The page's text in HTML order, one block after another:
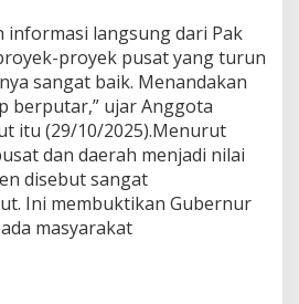
A
m
a
n
informasi langsung dari Pak
proyek pusat yang turun
sangat baik. Menandakan
berputar,” ujar Anggota
itu (29/10/2025).Menurut
dan daerah menjadi nilai
disebut sangat
Ini membuktikan Gubernur
masyarakat